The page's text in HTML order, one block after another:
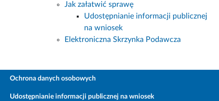
Jak załatwić sprawę
Udostępnianie informacji publicznej
na wniosek
Elektroniczna Skrzynka Podawcza
Ochrona danych osobowych
Udostępnianie informacji publicznej na wniosek